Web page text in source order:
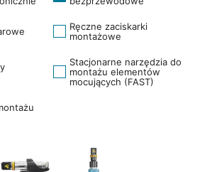
Ręczne zaciskarki
montażowe
Stacjonarne narzędzia do
montażu elementów
mocujących (FAST)